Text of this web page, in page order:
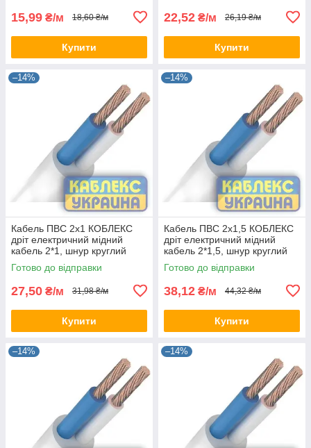
15,99 ₴/м 18,60 ₴/м
Купити
22,52 ₴/м 26,19 ₴/м
Купити
–14%
Кабель ПВС 2х1 КОБЛЕКС
дріт електричний мідний
кабель 2*1, шнур круглий
KUc31-121 (на відріз)
Готово до відправки
27,50 ₴/м 31,98 ₴/м
Купити
–14%
Кабель ПВС 2х1,5 КОБЛЕКС
дріт електричний мідний
кабель 2*1,5, шнур круглий
KUc31-1215 (на відріз)
Готово до відправки
38,12 ₴/м 44,32 ₴/м
Купити
–14% –14%